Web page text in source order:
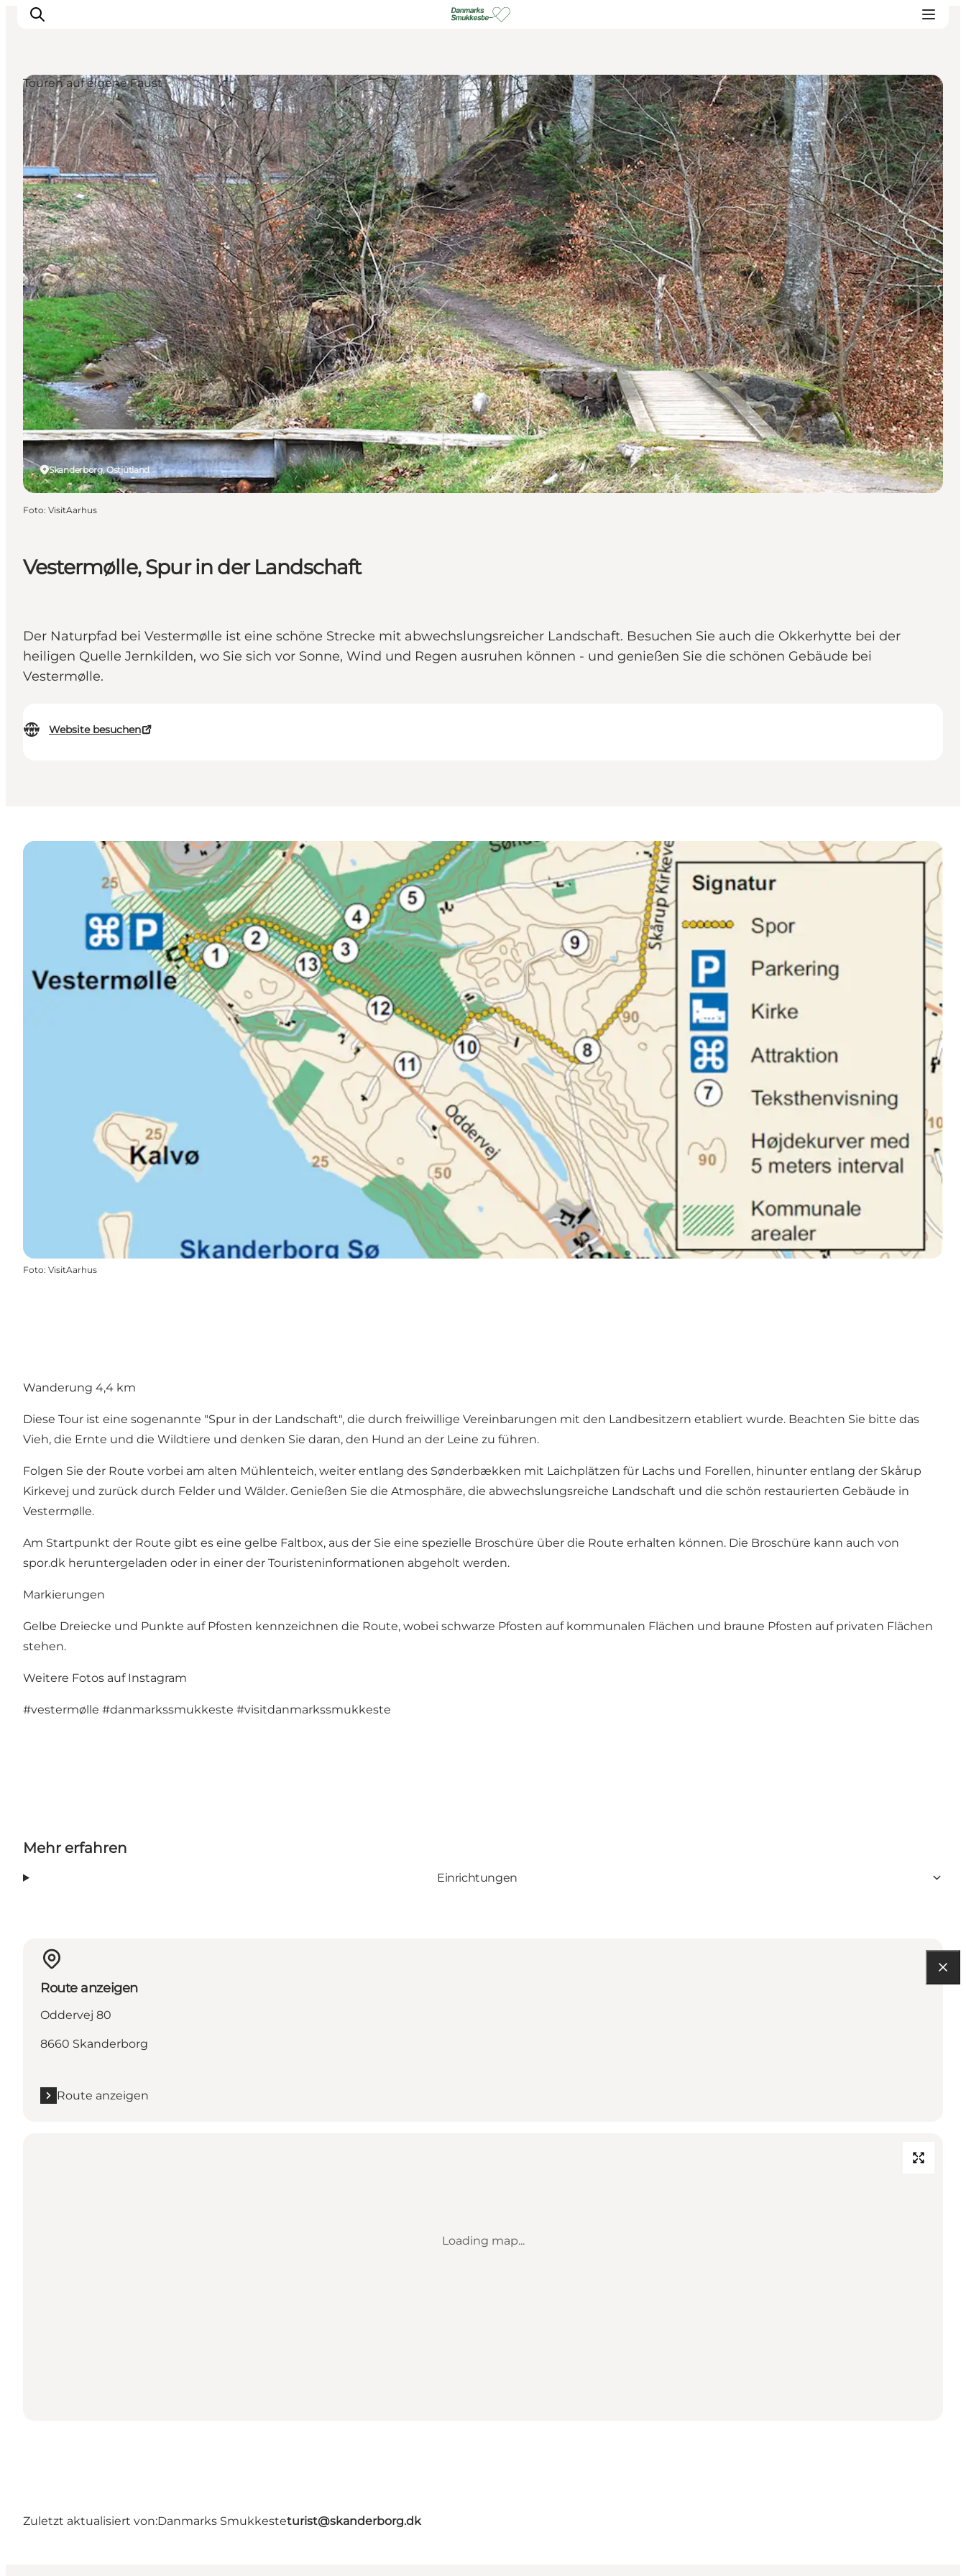
Erleben Sie die Natur
Entdecken Sie die Städte
Reiseplanung
Vestermølle, Spur in der Landschaft
Der Naturpfad bei Vestermølle ist eine schöne Strecke mit abwechslungsreicher Landschaft. Besuchen Sie auch die Okkerhytte bei der
heiligen Quelle Jernkilden, wo Sie sich vor Sonne, Wind und Regen ausruhen können - und genießen Sie die schönen Gebäude bei
Vestermølle.
Website besuchen
Skanderborg, Ostjütland
Touren auf eigene Faust
Foto: VisitAarhus
Foto: VisitAarhus
Wanderung 4,4 km
Diese Tour ist eine sogenannte "Spur in der Landschaft", die durch freiwillige Vereinbarungen mit den Landbesitzern etabliert wurde. Beachten Sie bitte das
Vieh, die Ernte und die Wildtiere und denken Sie daran, den Hund an der Leine zu führen.
Folgen Sie der Route vorbei am alten Mühlenteich, weiter entlang des Sønderbækken mit Laichplätzen für Lachs und Forellen, hinunter entlang der Skårup
Kirkevej und zurück durch Felder und Wälder. Genießen Sie die Atmosphäre, die abwechslungsreiche Landschaft und die schön restaurierten Gebäude in
Vestermølle.
Am Startpunkt der Route gibt es eine gelbe Faltbox, aus der Sie eine spezielle Broschüre über die Route erhalten können. Die Broschüre kann auch von
spor.dk heruntergeladen oder in einer der Touristeninformationen abgeholt werden.
Markierungen
Gelbe Dreiecke und Punkte auf Pfosten kennzeichnen die Route, wobei schwarze Pfosten auf kommunalen Flächen und braune Pfosten auf privaten Flächen
stehen.
Weitere Fotos auf Instagram
#vestermølle #danmarkssmukkeste #visitdanmarkssmukkeste
Mehr erfahren
Einrichtungen
Route anzeigen
Oddervej 80
8660 Skanderborg
Route anzeigen
Loading map...
Zuletzt aktualisiert von:Danmarks Smukkesteturist@skanderborg.dk